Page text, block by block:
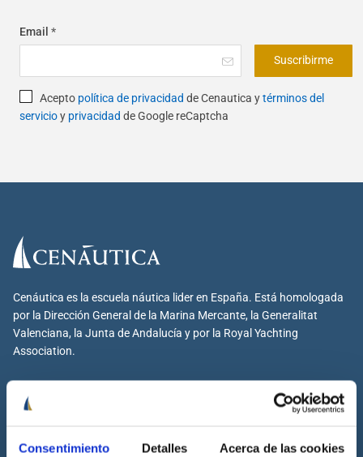
Consentimiento Detalles Acerca de las cookies
Email *
Suscribirme
Acepto política de privacidad de Cenautica ytérminos del
servicioy privacidad de Google reCaptcha
Cenáutica es la escuela náutica lider en España. Está homologada
por la Dirección General de la Marina Mercante, la Generalitat
Valenciana, la Junta de Andalucía y por la Royal Yachting
Association.